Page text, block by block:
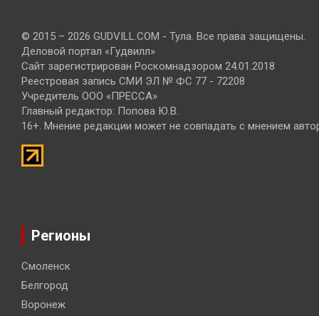
© 2015 – 2026 GUDVILL.COM - Тула. Все права защищены.
Деловой портал «Гудвилл»
Сайт зарегистрирован Роскомнадзором 24.01.2018
Реестровая запись СМИ ЭЛ № ФС 77 - 72208
Учредитель ООО «ПРЕССА»
Главный редактор: Попова Ю.В.
16+. Мнение редакции может не совпадать с мнением
Регионы
Смоленск
Белгород
Воронеж